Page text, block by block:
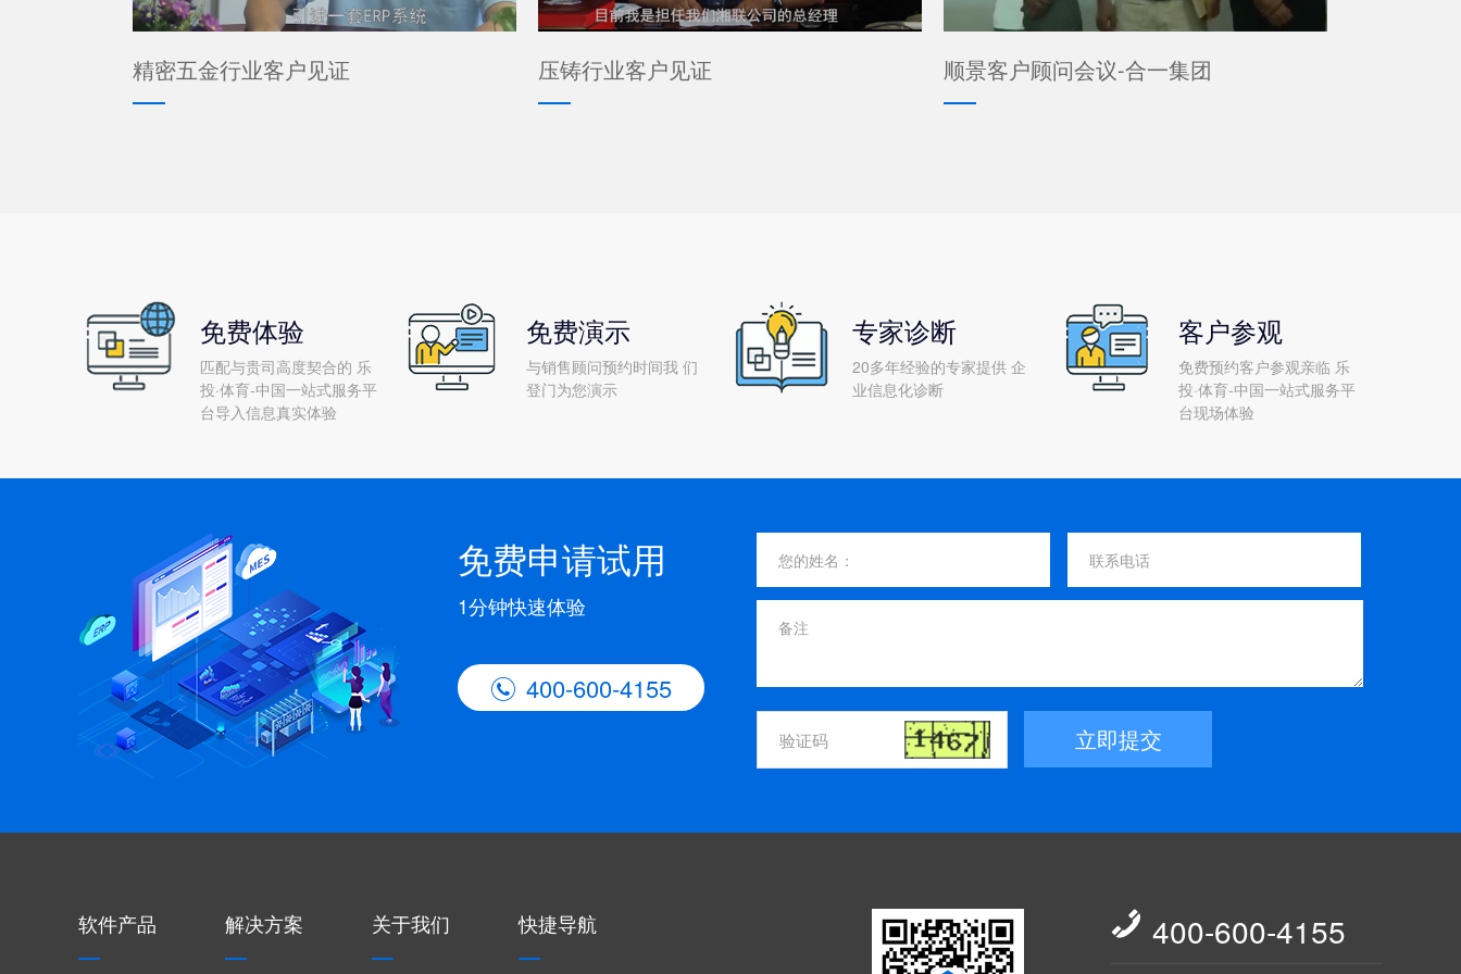
精密五金行业客户见证 压铸行业客户见证 顺景客户顾问会议-合一集团
免费体验
匹配与贵司高度契合的 乐
投·体育-中国一站式服务平
台导入信息真实体验
免费演示
与销售顾问预约时间我 们
登门为您演示
专家诊断
20多年经验的专家提供 企
业信息化诊断
客户参观
免费预约客户参观亲临 乐
投·体育-中国一站式服务平
台现场体验
免费申请试用
1分钟快速体验
 400-600-4155
立即提交
软件产品 解决方案 关于我们 快捷导航  400-600-4155